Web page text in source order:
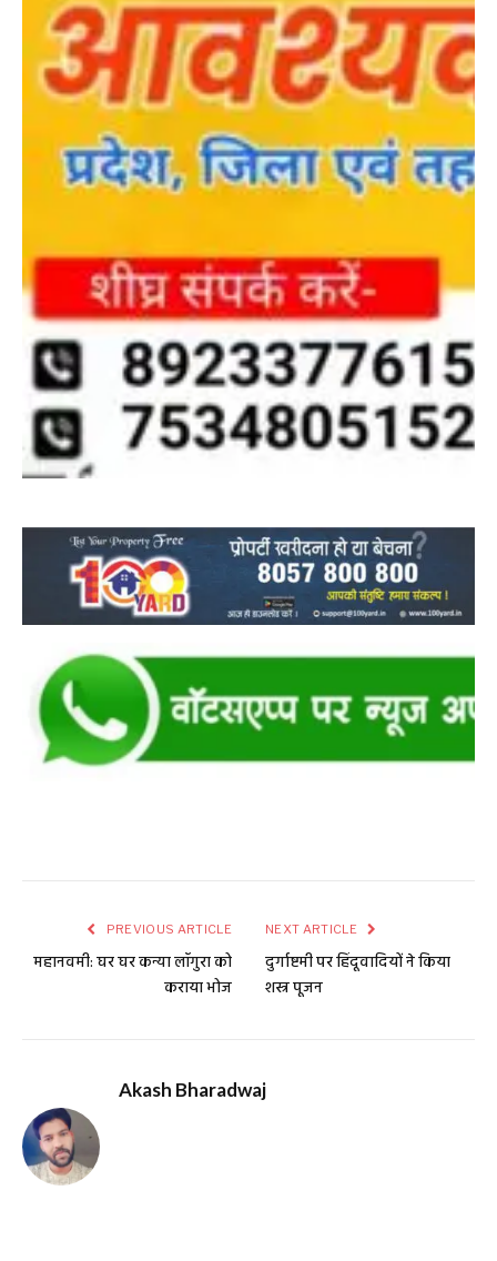
PREVIOUS ARTICLE
महानवमी: घर घर कन्या लॉगुरा को
कराया भोज
NEXT ARTICLE
दुर्गाष्टमी पर हिंदूवादियों ने किया
शस्त्र पूजन
Akash Bharadwaj